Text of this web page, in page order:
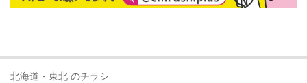
北海道・東北 のチラシ